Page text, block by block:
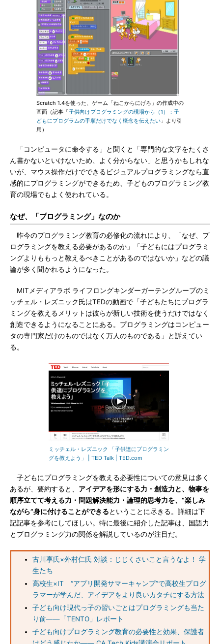
Scratch 1.4を使った、ゲーム「ねこからにげろ」の作成中の
画面（記事「子供向けプログラミングの現場から（1）：子
どもにプログラムの手順だけでなく概念を伝えたい 」より引
用）
「コンピュータに命令する」と聞くと「専門的な文字をたくさ
ん書かないといけないため、よく分からない」と思うかもしれな
いが、マウス操作だけでできるビジュアルプログラミングなら直
感的にプログラミングができるため、子どものプログラミング教
育の現場でもよく使われている。
なぜ、「プログラミング」なのか
昨今のプログラミング教育の必修化の流れにより、「なぜ、プ
ログラミングを教える必要があるのか」「子どもにはプログラミ
ングよりももっと教えるべきことがあるのではないか」などの議
論が多く聞かれるようになった。
MITメディアラボ ライフロングキンダーガーテングループのミ
ッチェル・レズニック氏はTEDの動画で「子どもたちにプログラ
ミングを教えるメリットは彼らが新しい技術を使うだけではなく
創造できるようになることにある。プログラミングはコンピュー
タの専門家だけのものではなく万人のものである」と訴えてい
る。
ミッチェル・レズニック 「子供達にプログラミン
グを教えよう」 | TED Talk | TED.com
子どもにプログラミングを教える必要性についての意見は多く
あるが、要約すると、 アイデアを形にする力・創造力と、物事を
順序立てて考える力・問題解決能力・論理的思考力を、“楽しみ
ながら”身に付けることができるということに尽きる。詳細は下
記記事を参考にしてほしい。特に最後に紹介した記事は、国語力
とプログラミング力の関係を解説しているのが注目だ。
古川享氏×外村仁氏 対談：じじくさいこと言うなよ！ 学
生たち
高校生×IT “アプリ開発サマーキャンプ”で高校生プログ
ラマーが学んだ、アイデアをより良いカタチにする方法
子ども向け現代っ子の習いごとはプログラミングも当た
り前――「TENTO」レポート
子ども向けプログラミング教育の必要性と効果、保護者